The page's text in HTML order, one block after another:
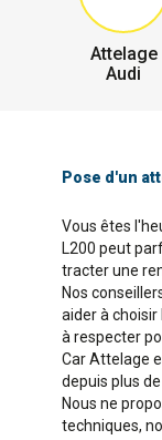
Attelage
Audi
Pose d'un
Vous êtes
L200 peut
tracter une
Nos
aider à
à respecter
Car Attelage
depuis plus
Nous ne
techniques,